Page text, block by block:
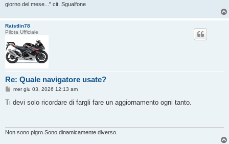
giorno del mese..." cit. Sgualfone
Raistlin78
Pilota Ufficiale
Re: Quale navigatore usate?
M
s
i
mer giu 03, 2026 12:13 am
Ti devi solo ricordare di fargli fare un aggiornamento ogni tanto.
Non sono pigro.Sono dinamicamente diverso.